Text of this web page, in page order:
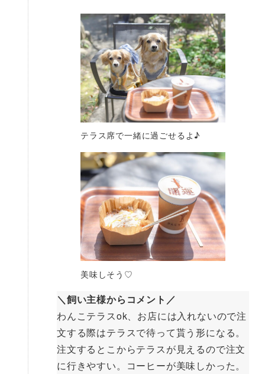
テラス席で一緒に過ごせるよ♪
美味しそう♡
＼飼い主様からコメント／
わんこテラスok、お店には入れないので注
文する際はテラスで待って貰う形になる。
注文するとこからテラスが見えるので注文
に行きやすい。コーヒーが美味しかった。